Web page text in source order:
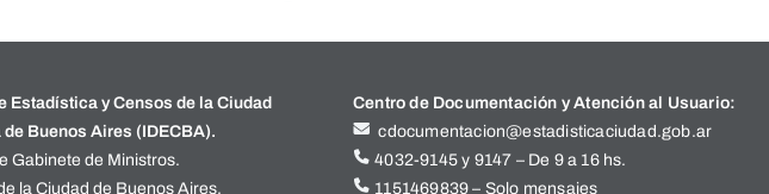
Estadística y Censos de la Ciudad
de Buenos Aires (IDECBA).
Gabinete de Ministros.
la Ciudad de Buenos Aires.
Centro de Documentación y Atención al Usuario:
cdocumentacion@estadisticaciudad.gob.ar
4032-9145 y 9147 – De 9 a 16 hs.
1151469839 – Solo mensajes